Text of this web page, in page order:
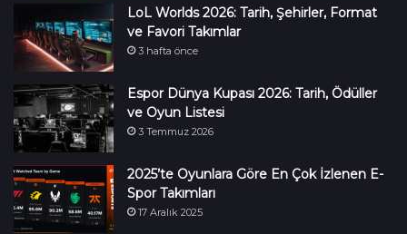
LoL Worlds 2026: Tarih, Şehirler, Format
ve Favori Takımlar
3 hafta önce
Espor Dünya Kupası 2026: Tarih, Ödüller
ve Oyun Listesi
3 Temmuz 2026
2025’te Oyunlara Göre En Çok İzlenen E-
Spor Takımları
17 Aralık 2025